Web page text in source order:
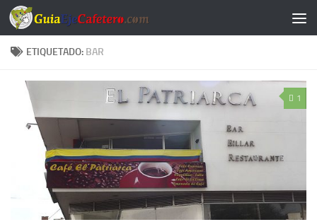
Saltar al contenido
ETIQUETADO: BAR
1